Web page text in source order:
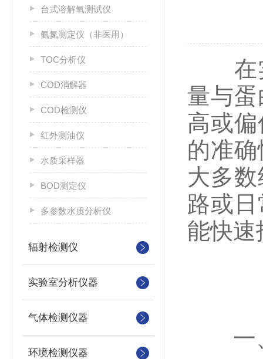
台式溶解氧测试仪
氨氮测定仪（非医用）
TOC分析仪
COD消解器
COD检测仪
红外测油仪
水质采样器
BOD测定仪
多参数水质分析仪
辐射检测仪
实验室分析仪器
气体检测仪器
环境检测仪器
在实
量与
高或
的准
大多
路或
能快速
一、